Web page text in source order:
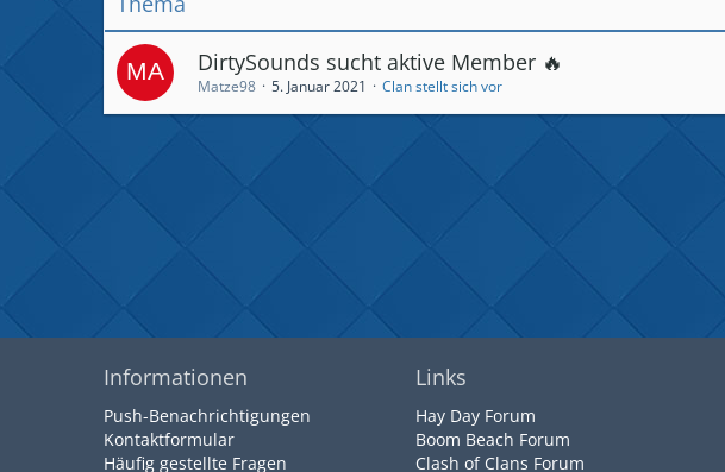
DirtySounds sucht aktive Member 🔥
Matze98 5. Januar 2021 Clan stellt sich vor
Informationen
Push-Benachrichtigungen
Kontaktformular
Häufig gestellte Fragen
Links
Hay Day Forum
Boom Beach Forum
Clash of Clans Forum